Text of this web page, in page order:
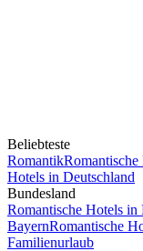
Beliebteste
RomantikRomantische
Hotels in Deutschland
Bundesland
Romantische Hotels in
BayernRomantische
Familienurlaub